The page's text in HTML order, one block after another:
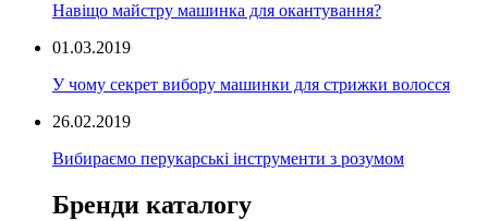
Навіщо майстру машинка для окантування?
01.03.2019
У чому секрет вибору машинки для стрижки волосся
26.02.2019
Вибираємо перукарські інструменти з розумом
Бренди каталогу